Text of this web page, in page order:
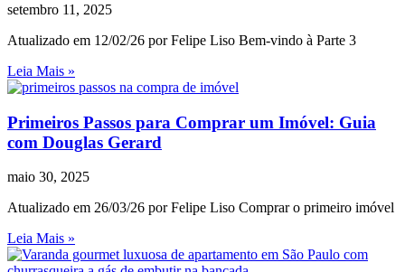
setembro 11, 2025
Atualizado em 12/02/26 por Felipe Liso Bem-vindo à Parte 3
Leia Mais »
Primeiros Passos para Comprar um Imóvel: Guia
com Douglas Gerard
maio 30, 2025
Atualizado em 26/03/26 por Felipe Liso Comprar o primeiro imóvel
Leia Mais »